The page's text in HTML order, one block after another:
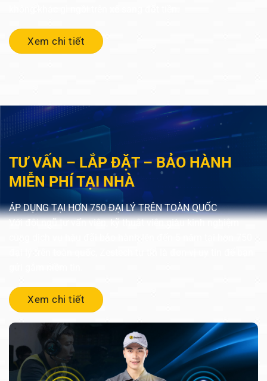
Xem chi tiết
TƯ VẤN – LẮP ĐẶT – BẢO HÀNH
MIỄN PHÍ TẠI NHÀ
ÁP DỤNG TẠI HƠN 750 ĐẠI LÝ TRÊN TOÀN QUỐC
Với đội ngũ tư vấn viên, kỹ thuật viên giàu kinh nghiệm
Xem chi tiết